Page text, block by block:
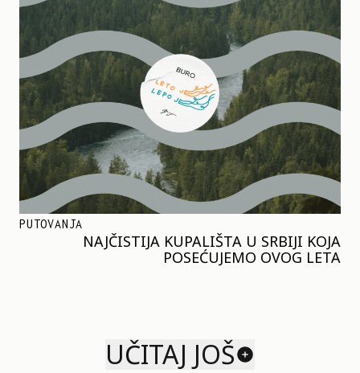
PUTOVANJA
NAJČISTIJA KUPALIŠTA U SRBIJI KOJA
POSEĆUJEMO OVOG LETA
UČITAJ JOŠ